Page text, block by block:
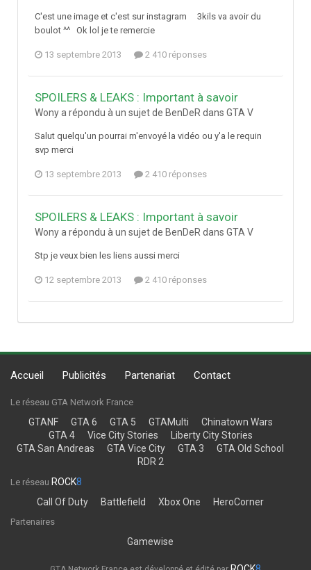
C'est une image et c'est sur instagram 3kils va avoir du
boulot ^^ Ok lol je te remercie
13 septembre 2013 2 410 réponses
SPOILERS & LEAKS : Important à savoir
Wony a répondu à un sujet de BenDeR dans GTA V
Salut quelqu'un pourrai m'envoyé la vidéo ou y'a le requin
svp merci
13 septembre 2013 2 410 réponses
SPOILERS & LEAKS : Important à savoir
Wony a répondu à un sujet de BenDeR dans GTA V
Stp je veux bien les liens aussi merci
12 septembre 2013 2 410 réponses
Accueil Publicités Partenariat Contact
Le réseau GTA Network France
GTANF GTA 6 GTA 5 GTAMulti
Chinatown Wars
GTA 4
Vice City Stories
Liberty City Stories
GTA San Andreas
GTA Vice City GTA 3
GTA Old School
RDR 2
Le réseau ROCK8
Call Of Duty
Battlefield Xbox One HeroCorner
Partenaires
Gamewise